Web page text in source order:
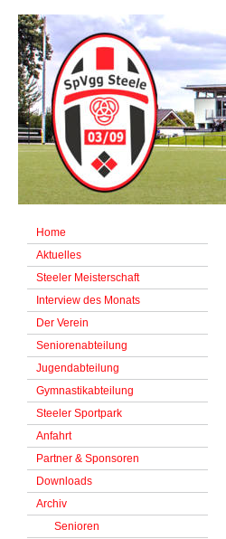
Home
Aktuelles
Steeler Meisterschaft
Interview des Monats
Der Verein
Seniorenabteilung
Jugendabteilung
Gymnastikabteilung
Steeler Sportpark
Anfahrt
Partner & Sponsoren
Downloads
Archiv
Senioren